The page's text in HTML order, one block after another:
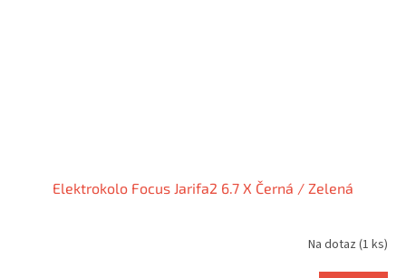
Elektrokolo Focus Jarifa2 6.7 X Černá / Zelená
Na dotaz (1 ks)